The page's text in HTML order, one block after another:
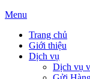
Menu
Trang chủ
Giới thiệu
Dịch vụ
Dịch vụ